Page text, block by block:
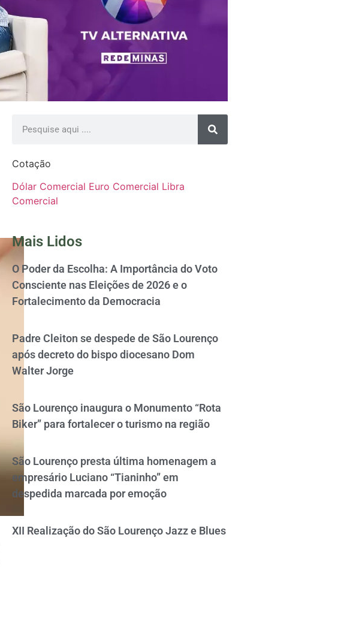
Cotação
Dólar Comercial Euro Comercial Libra
Comercial
Mais Lidos
O Poder da Escolha: A Importância do Voto
Consciente nas Eleições de 2026 e o
Fortalecimento da Democracia
Padre Cleiton se despede de São Lourenço
após decreto do bispo diocesano Dom
Walter Jorge
São Lourenço inaugura o Monumento “Rota
Biker” para fortalecer o turismo na região
São Lourenço presta última homenagem a
empresário Luciano “Tianinho” em
despedida marcada por emoção
XII Realização do São Lourenço Jazz e Blues